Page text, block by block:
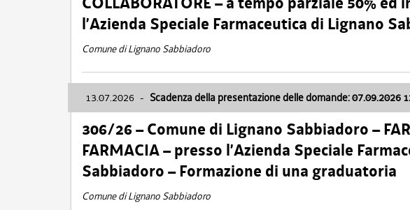
l’Azienda Speciale Farmaceutica di Lignano
Comune di Lignano Sabbiadoro
13.07.2026 - Scadenza della presentazione delle domande: 07.09.2026
306/26 – Comune di Lignano Sabbiadoro –
FARMACIA – presso l’Azienda Speciale
Sabbiadoro – Formazione di una graduatoria
Comune di Lignano Sabbiadoro